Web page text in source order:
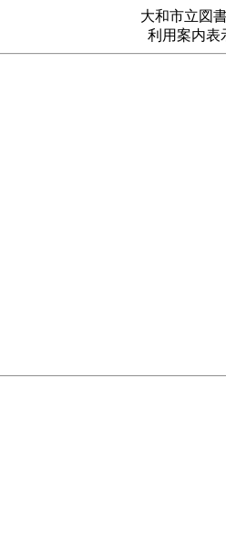
大和市立図
利用案内表